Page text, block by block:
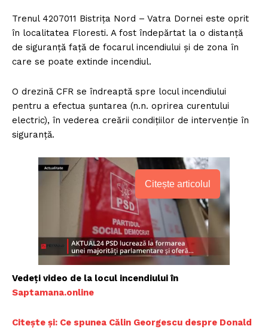
Trenul 4207011 Bistrița Nord – Vatra Dornei este oprit
în localitatea Floresti. A fost îndepărtat la o distanță
de siguranță față de focarul incendiului și de zona în
care se poate extinde incendiul.
O drezină CFR se îndreaptă spre locul incendiului
pentru a efectua șuntarea (n.n. oprirea curentului
electric), în vederea creării condițiilor de intervenție în
siguranță.
Citește articolul
Vedeți video de la locul incendiului în
Saptamana.online
Citește și: Ce spunea Călin Georgescu despre Donald